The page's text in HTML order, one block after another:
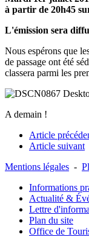
à partir de 20h45
L'émission sera
Nous espérons que
de passage ont été
classera parmi les
A demain !
Article
Article suivant
Mentions légales -
Informations
Actualité &
Lettre
Plan du site
Office de